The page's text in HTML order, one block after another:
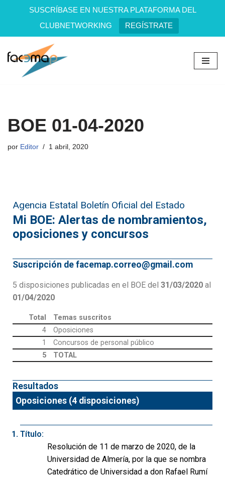
SUSCRÍBASE EN NUESTRA PLATAFORMA DEL
CLUBNETWORKING
REGÍSTRATE
Saltar
BOE 01-04-2020
por Editor 1 abril, 2020
Agencia Estatal Boletín Oficial del Estado
Mi BOE: Alertas de nombramientos,
oposiciones y concursos
Suscripción de facemap.correo@gmail.com
5 disposiciones publicadas en el BOE del 31/03/2020 al
01/04/2020
Total
Temas suscritos
4
Oposiciones
1
Concursos de personal público
5
TOTAL
Resultados
Oposiciones (4 disposiciones)
Título:
Resolución de 11 de marzo de 2020, de la
Universidad de Almería, por la que se nombra
Catedrático de Universidad a don Rafael Rumí